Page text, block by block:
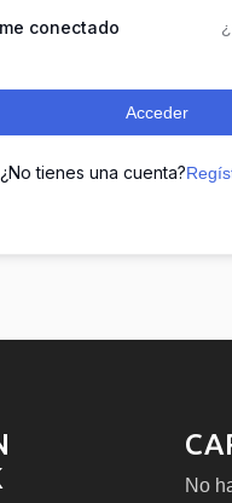
conectado
Acceder
¿No tienes una cuenta?
No